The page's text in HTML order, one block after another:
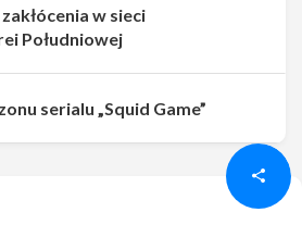
Udostępnij
zakłócenia w sieci
Południowej
serialu „Squid Game”